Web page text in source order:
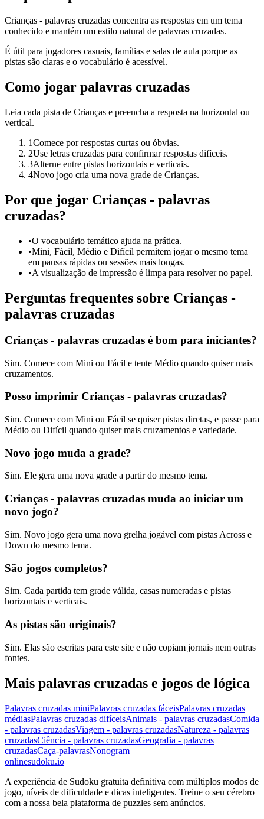
Crianças - palavras cruzadas concentra as respostas em um tema
conhecido e mantém um estilo natural de palavras cruzadas.
É útil para jogadores casuais, famílias e salas de aula porque as
pistas são claras e o vocabulário é acessível.
Como jogar palavras cruzadas
Leia cada pista de Crianças e preencha a resposta na horizontal ou
vertical.
1Comece por respostas curtas ou óbvias.
2Use letras cruzadas para confirmar respostas difíceis.
3Alterne entre pistas horizontais e verticais.
4Novo jogo cria uma nova grade de Crianças.
Por que jogar Crianças - palavras
cruzadas?
•O vocabulário temático ajuda na prática.
•Mini, Fácil, Médio e Difícil permitem jogar o mesmo tema
em pausas rápidas ou sessões mais longas.
•A visualização de impressão é limpa para resolver no papel.
Perguntas frequentes sobre Crianças -
palavras cruzadas
Crianças - palavras cruzadas é bom para iniciantes?
Sim. Comece com Mini ou Fácil e tente Médio quando quiser mais
cruzamentos.
Posso imprimir Crianças - palavras cruzadas?
Sim. Comece com Mini ou Fácil se quiser pistas diretas, e passe para
Médio ou Difícil quando quiser mais cruzamentos e variedade.
Novo jogo muda a grade?
Sim. Ele gera uma nova grade a partir do mesmo tema.
Crianças - palavras cruzadas muda ao iniciar um
novo jogo?
Sim. Novo jogo gera uma nova grelha jogável com pistas Across e
Down do mesmo tema.
São jogos completos?
Sim. Cada partida tem grade válida, casas numeradas e pistas
horizontais e verticais.
As pistas são originais?
Sim. Elas são escritas para este site e não copiam jornais nem outras
fontes.
Mais palavras cruzadas e jogos de lógica
Palavras cruzadas miniPalavras cruzadas fáceisPalavras cruzadas
médiasPalavras cruzadas difíceisAnimais - palavras cruzadasComida
- palavras cruzadasViagem - palavras cruzadasNatureza - palavras
cruzadasCiência - palavras cruzadasGeografia - palavras
cruzadasCaça-palavrasNonogram
onlinesudoku.io
A experiência de Sudoku gratuita definitiva com múltiplos modos de
jogo, níveis de dificuldade e dicas inteligentes. Treine o seu cérebro
com a nossa bela plataforma de puzzles sem anúncios.